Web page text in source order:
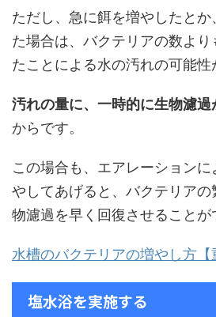
ただし、急に餌を増やしたとか
た場合は、バクテリアの数より
たことによる水の汚れの可能性
汚れの量に、一時的に生物濾
からです。
この場合も、エアレーション
やしてあげると、バクテリア
物濾過を早く回復させることが
水槽のバクテリアの増やし方【
塩水浴を実施する